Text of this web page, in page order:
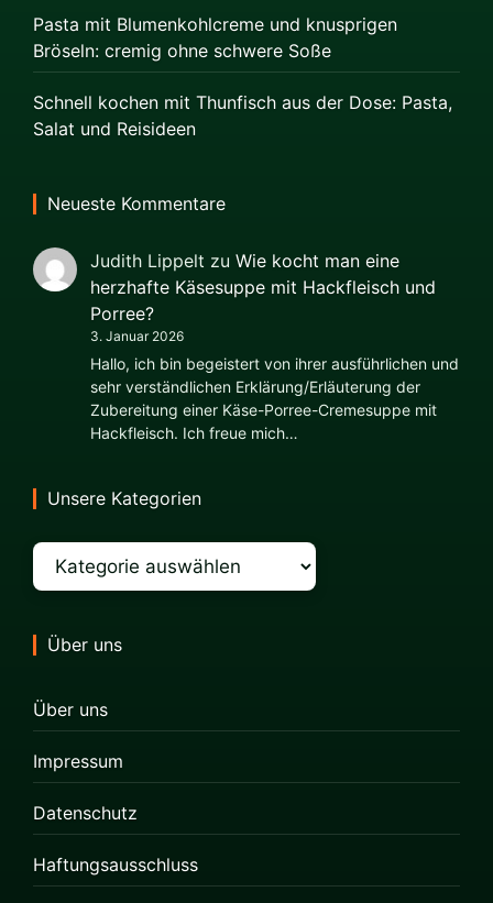
Pasta mit Blumenkohlcreme und knusprigen
Bröseln: cremig ohne schwere Soße
Schnell kochen mit Thunfisch aus der Dose: Pasta,
Salat und Reisideen
Neueste Kommentare
Judith Lippelt zu Wie kocht man eine
herzhafte Käsesuppe mit Hackfleisch und
Porree?
3. Januar 2026
Hallo, ich bin begeistert von ihrer ausführlichen und
sehr verständlichen Erklärung/Erläuterung der
Zubereitung einer Käse-Porree-Cremesuppe mit
Hackfleisch. Ich freue mich…
Unsere Kategorien
Kategorien
Über uns
Über uns
Impressum
Datenschutz
Haftungsausschluss